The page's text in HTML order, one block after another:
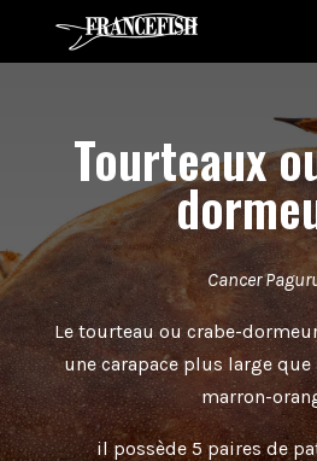
Tourteaux
Cancer
Le tourteau ou crabe-
une carapace plus large
marron-
il possède 5 paires de